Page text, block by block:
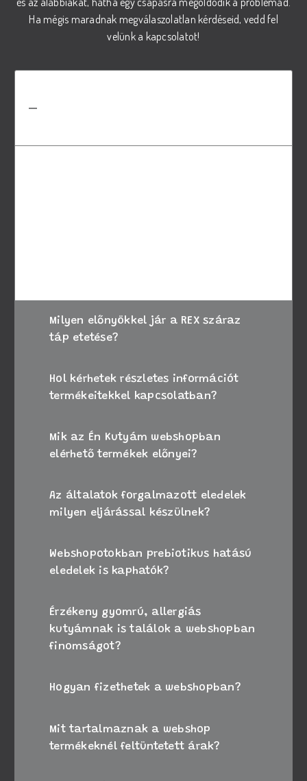
Ha mégis maradnak megválaszolatlan kérdéseid, vedd fel
velünk a kapcsolatot!
Milyen előnyökkel jár a REX száraz
táp etetése?
Hol kérhetek részletes információt
termékeitekkel kapcsolatban?
Mik az Én Kutyám webshopban
elérhető termékek előnyei?
Az általatok forgalmazott eledelek
milyen eljárással készülnek?
Webshopotokban prebiotikus hatású
eledelek is kaphatók?
Érzékeny gyomrú, allergiás
kutyámnak is találok a webshopban
finomságot?
Hogyan fizethetek a webshopban?
Mit tartalmaznak a webshop
termékeknél feltüntetett árak?